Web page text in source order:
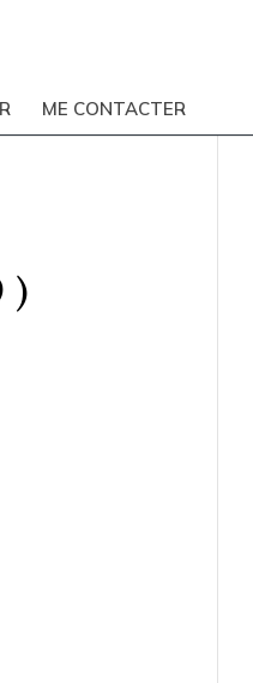
ME CONTACTER
)